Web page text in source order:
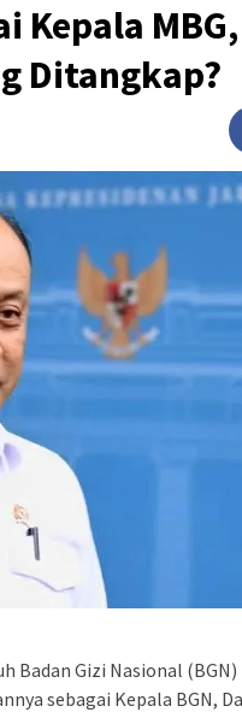
Kepala
Ditangkap?
Badan Gizi Nasional
sebagai Kepala BGN,